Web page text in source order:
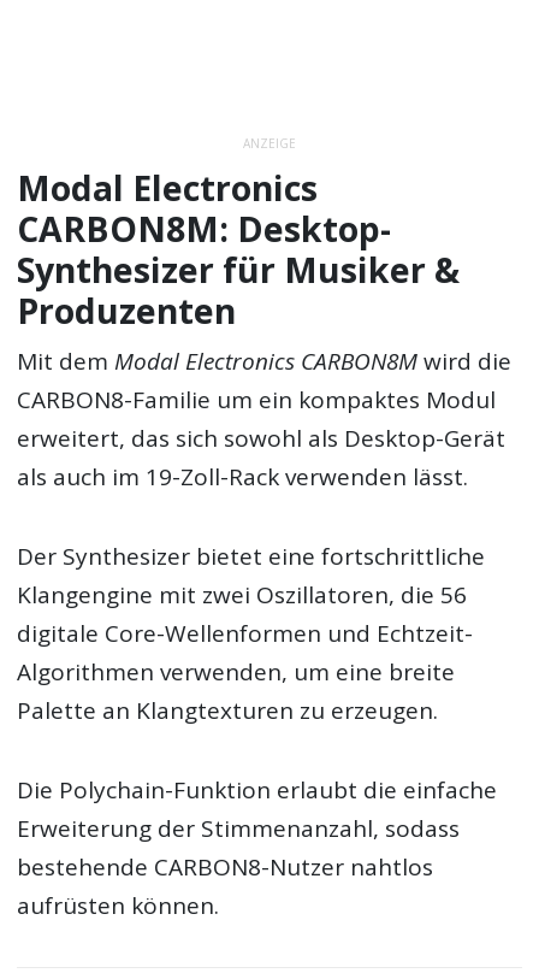
ANZEIGE
Modal Electronics
CARBON8M: Desktop-
Synthesizer für Musiker &
Produzenten
Mit demModal Electronics CARBON8Mwird die
CARBON8-Familie um ein kompaktes Modul
erweitert, das sich sowohl als Desktop-Gerät
als auch im 19-Zoll-Rack verwenden lässt.
Der Synthesizer bietet eine fortschrittliche
Klangengine mit zwei Oszillatoren, die 56
digitale Core-Wellenformen und Echtzeit-
Algorithmen verwenden, um eine breite
Palette an Klangtexturen zu erzeugen.
Die Polychain-Funktion erlaubt die einfache
Erweiterung der Stimmenanzahl, sodass
bestehende CARBON8-Nutzer nahtlos
aufrüsten können.